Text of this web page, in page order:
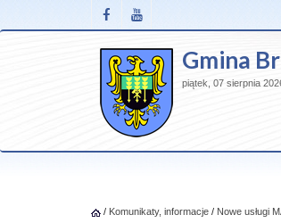
Gmina
piątek, 07 sierpnia
/ Komunikaty, informacje / Nowe usługi